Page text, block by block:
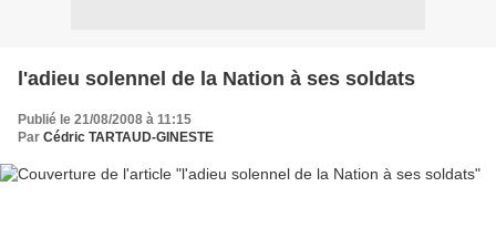
l'adieu solennel de la Nation à ses soldats
Publié le 21/08/2008 à 11:15
Par Cédric TARTAUD-GINESTE